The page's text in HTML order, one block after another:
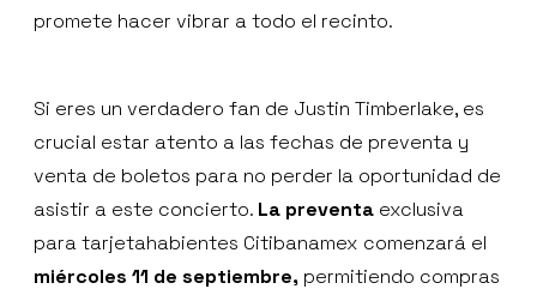
promete hacer vibrar a todo el recinto.
Si eres un verdadero fan de Justin Timberlake, es
crucial estar atento a las fechas de preventa y
venta de boletos para no perder la oportunidad de
asistir a este concierto. La preventa exclusiva
para tarjetahabientes Citibanamex comenzará el
miércoles 11 de septiembre, permitiendo compras